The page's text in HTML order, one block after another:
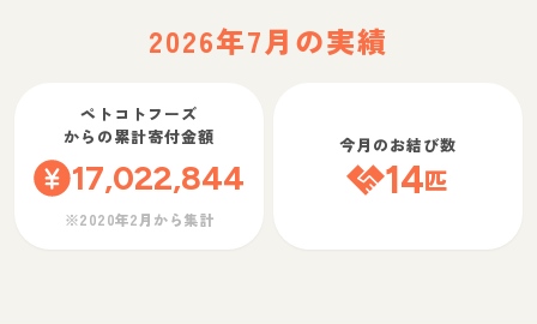
2026年7月の実績
ペトコトフーズ
からの累計寄付金額
17,022,844
※2020年2月から集計
今月のお結び数
14匹